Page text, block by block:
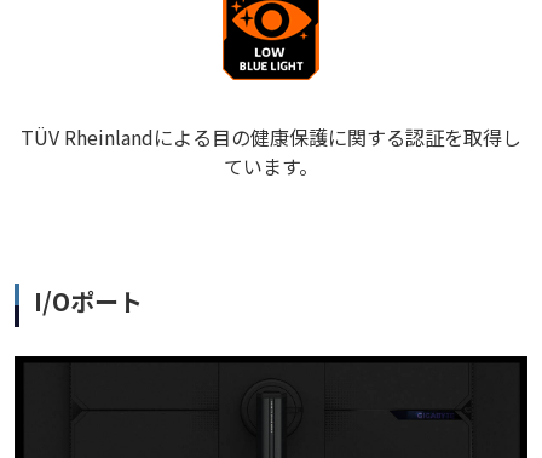
TÜV Rheinlandによる目の健康保護に関する認証を取得し
ています。
I/Oポート